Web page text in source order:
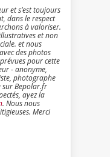
et s’est toujours
dans le respect
à valoriser.
et non
et nous
des photos
pour cette
- anonyme,
photographe
sur Bepolar.fr
ayez la
. Nous nous
Merci